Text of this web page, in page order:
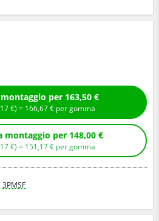
Compra con montaggio per 163,50 €
17€ ) = 166,67€ per gomma
Compra senza montaggio per 148,00 €
17€ ) = 151,17€ per gomma
3PMSF